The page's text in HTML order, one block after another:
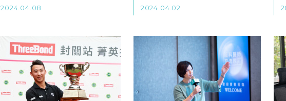
作，不僅提供優質的近視雷射服
2024.04.08
賽/世界盃例行賽的機票贊助金，以
程碑。
2024.04.02